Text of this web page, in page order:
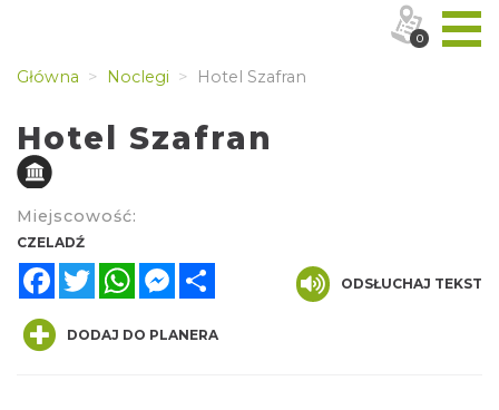
Główna Noclegi Hotel Szafran
Hotel Szafran
Miejscowość:
CZELADŹ
FacebookTwitterWhatsAppMessenger
ODSŁUCHAJ TEKST
DODAJ DO PLANERA
0